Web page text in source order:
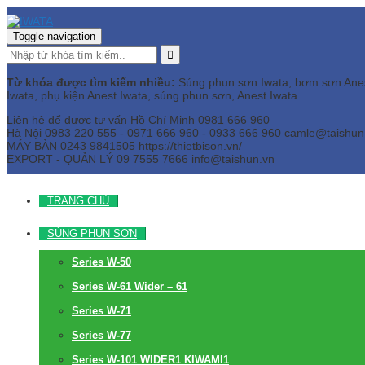
Toggle navigation
Từ khóa được tìm kiếm nhiều: Súng phun sơn Iwata, bơm sơn
Iwata, phụ kiện Anest Iwata, súng phun sơn, Anest Iwata
Liên hệ để được tư vấn Hồ Chí Minh 0981 666 960
Hà Nội 0983 220 555 - 0971 666 960 - 0933 666 960
MÁY BÀN 0243 9841505 https://thietbison.vn/
EXPORT - QUẢN LÝ 09 7555 7666 info@taishun.vn
TRANG CHỦ
SÚNG PHUN SƠN
Series W-50
Series W-61 Wider – 61
Series W-71
Series W-77
Series W-101 WIDER1 KIWAMI1